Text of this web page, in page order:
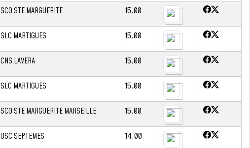
SCO STE MARGUERITE 15.00
SLC MARTIGUES 15.00
CNS LAVERA 15.00
SLC MARTIGUES 15.00
SCO STE MARGUERITE MARSEILLE 15.00
USC SEPTEMES 14.00